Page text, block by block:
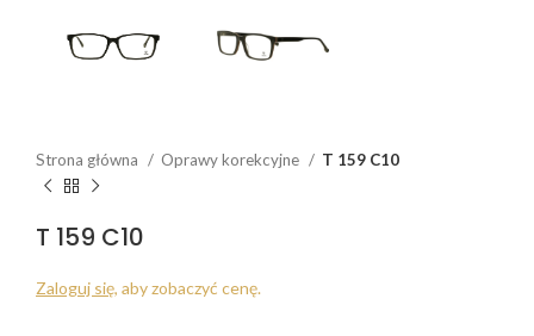
Strona główna Oprawy korekcyjne T 159 C10
T 159 C10
Zaloguj się, aby zobaczyć cenę.